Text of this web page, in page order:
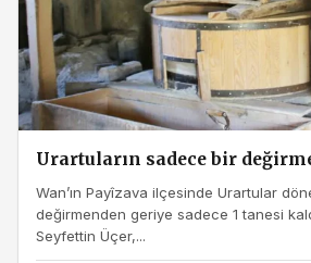
Urartuların sadece bir
Wan’ın Payîzava ilçesinde Urartular
değirmenden geriye sadece 1 tanesi
Seyfettin Üçer,...